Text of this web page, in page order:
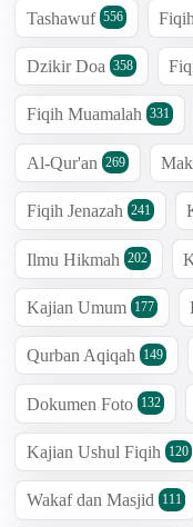
Tashawuf 556
Dzikir Doa 358
Fiqih Muamalah 331
Al-Qur'an 269
Fiqih Jenazah 241
Ilmu Hikmah 202
Kajian Umum 177
Qurban Aqiqah 149
Dokumen Foto 132
Kajian Ushul Fiqih 120
Wakaf dan Masjid 111